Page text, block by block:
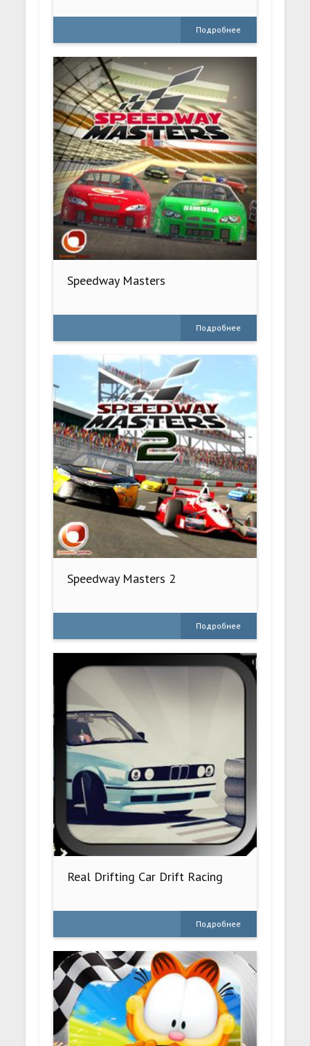
Подробнее
Speedway Masters
Подробнее
Speedway Masters 2
Подробнее
Real Drifting Car Drift Racing
Подробнее